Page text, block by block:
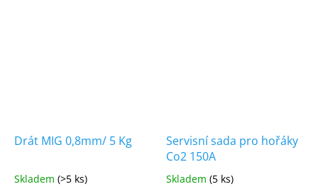
Drát MIG 0,8mm/ 5 Kg
Skladem (>5 ks)
Servisní sada pro hořáky
Co2 150A
Skladem (5 ks)